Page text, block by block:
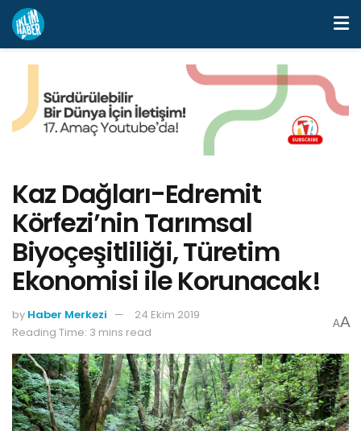
Kaz Dağları-Edremit
Körfezi’nin Tarımsal
Biyoçeşitliliği, Türetim
Ekonomisi ile Korunacak!
by Haber Merkezi
24 Ekim 2019
Reading Time: 3 mins read
AA